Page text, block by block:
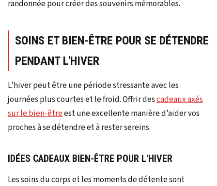
randonnée pour créer des souvenirs mémorables.
SOINS ET BIEN-ÊTRE POUR SE DÉTENDRE
PENDANT L'HIVER
L’hiver peut être une période stressante avec les
journées plus courtes et le froid. Offrir descadeaux axés
sur le bien-êtreest une excellente manière d’aider vos
proches à se détendre et à rester sereins.
IDÉES CADEAUX BIEN-ÊTRE POUR L'HIVER
Les soins du corps et les moments de détente sont